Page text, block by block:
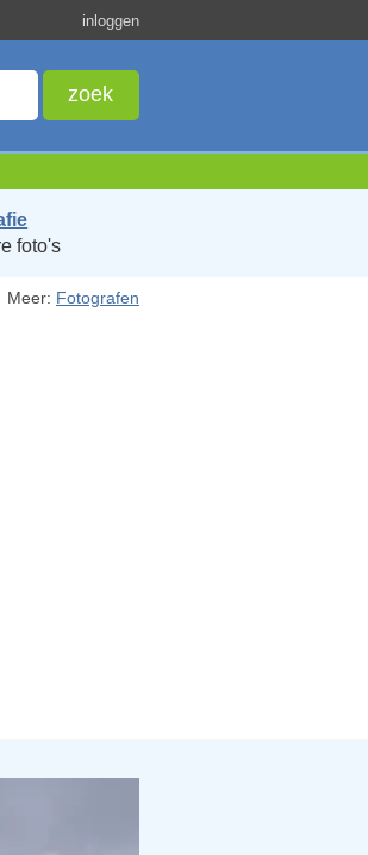
inloggen
foto's
Meer: Fotografen